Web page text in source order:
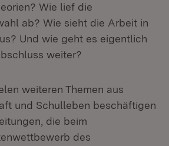
Wie lief die
ab? Wie sieht die Arbeit in
Und wie geht es eigentlich
weiter?
weiteren Themen aus
und Schulleben beschäftigen
die beim
des